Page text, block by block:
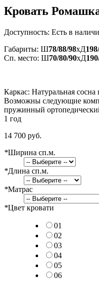
Кровать
Доступность: Есть в
Габариты: Ш78/88/98xД
Сп. место: Ш70/80/90xД
Каркас: Натуральная
Возможны следующие
пружинный
1 год
14 700 руб.
*Ширина сп.м.
*Длина сп.м.
*Матрас
*Цвет кровати
01
02
03
04
05
06